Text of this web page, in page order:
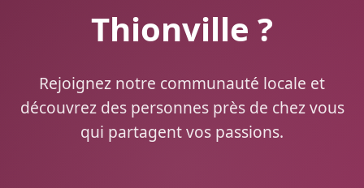
Thionville ?
Rejoignez notre communauté locale et
découvrez des personnes près de chez vous
qui partagent vos passions.